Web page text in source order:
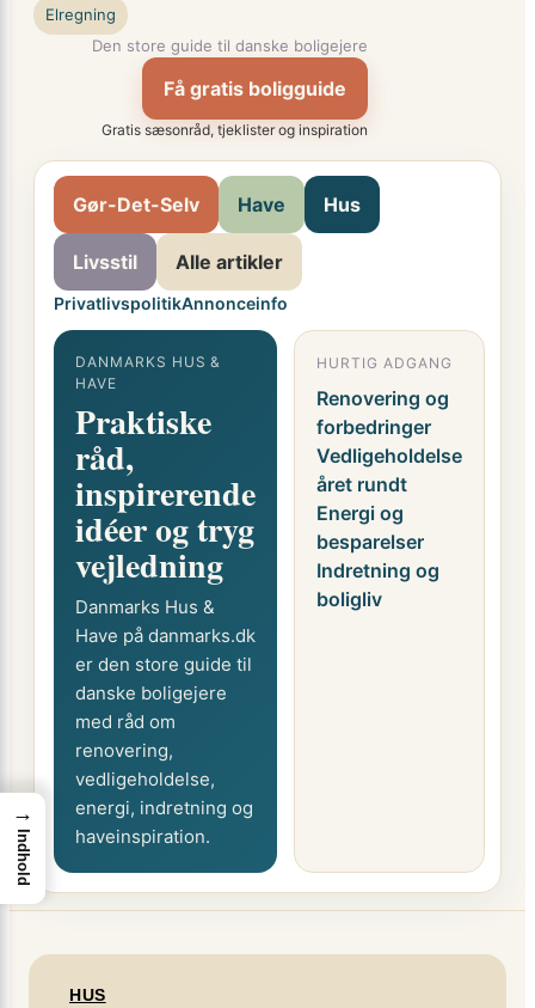
Elregning
Den store guide til danske boligejere
Få gratis boligguide
Gratis sæsonråd, tjeklister og inspiration
Gør-Det-Selv Have Hus
Livsstil Alle artikler
PrivatlivspolitikAnnonceinfo
DANMARKS HUS &
HAVE
Praktiske
råd,
inspirerende
idéer og tryg
vejledning
Danmarks Hus &
Have på danmarks.dk
er den store guide til
danske boligejere
med råd om
renovering,
vedligeholdelse,
energi, indretning og
haveinspiration.
HURTIG ADGANG
Renovering og
forbedringer
Vedligeholdelse
året rundt
Energi og
besparelser
Indretning og
boligliv
HUS
→
Indhold